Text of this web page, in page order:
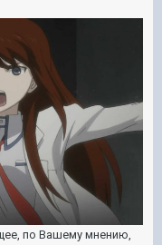
по Вашему мнению,